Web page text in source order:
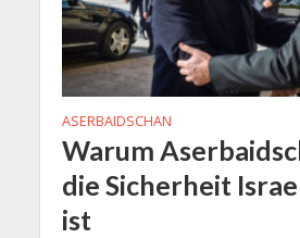
ASERBAIDSCHAN
Warum
die Sicherheit
ist